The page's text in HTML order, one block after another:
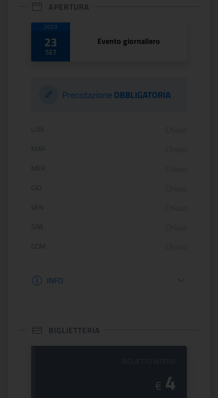
APERTURA
Date di apertura
2023
23
SET
Evento giornaliero
Prenotazione OBBLIGATORIA
Orario di apertura:
LUN
MAR
MER
GIO
VEN
SAB
DOM
Informazioni apertura
INFO
BIGLIETTERIA
€ 4